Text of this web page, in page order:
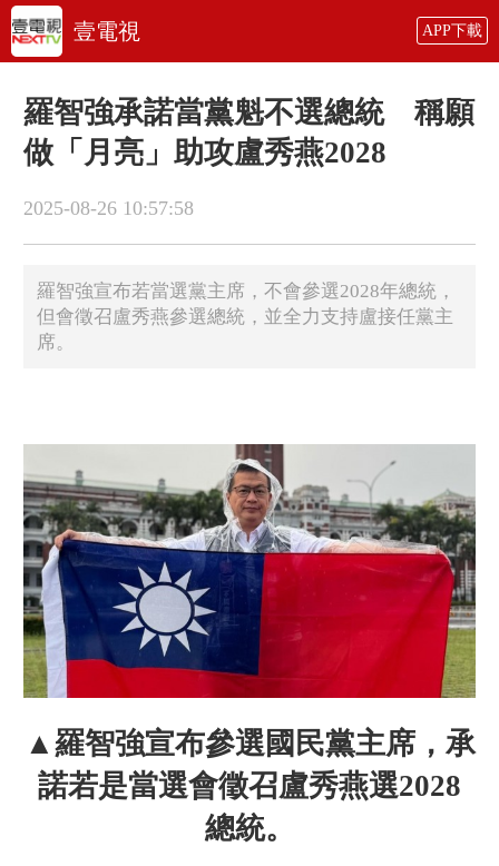
壹電視 APP下載
羅智強承諾當黨魁不選總統 稱願
做「月亮」助攻盧秀燕2028
2025-08-26 10:57:58
羅智強宣布若當選黨主席，不會參選2028年總統，
但會徵召盧秀燕參選總統，並全力支持盧接任黨主
席。
▲羅智強宣布參選國民黨主席，承
諾若是當選會徵召盧秀燕選2028
總統。